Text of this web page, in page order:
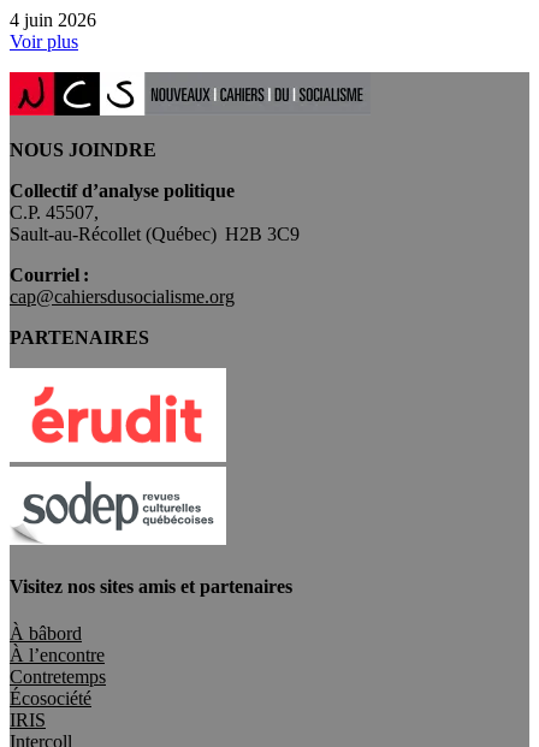
4 juin 2026
Voir plus
NOUS JOINDRE
Collectif d’analyse politique
C.P. 45507,
Sault-au-Récollet (Québec) H2B 3C9
Courriel :
cap@cahiersdusocialisme.org
PARTENAIRES
Visitez nos sites amis et partenaires
À bâbord
À l’encontre
Contretemps
Écosociété
IRIS
Intercoll